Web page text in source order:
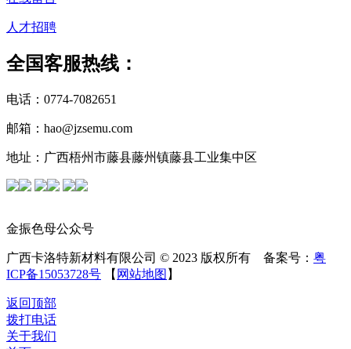
人才招聘
全国客服热线：
电话：0774-7082651
邮箱：hao@jzsemu.com
地址：广西梧州市藤县藤州镇藤县工业集中区
金振色母公众号
广西卡洛特新材料有限公司 © 2023 版权所有 备案号： 粤
ICP备15053728号 【 网站地图 】
返回顶部
拨打电话
关于我们